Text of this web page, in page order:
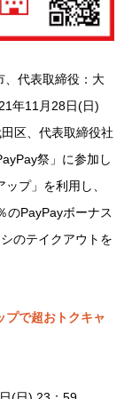
、代表取締役：大
年11月28日(日)
区、代表取締役社
祭」に参加し
プ」を利用し、
のPayPayボーナス
のテイクアウトを
プで超おトクキャ